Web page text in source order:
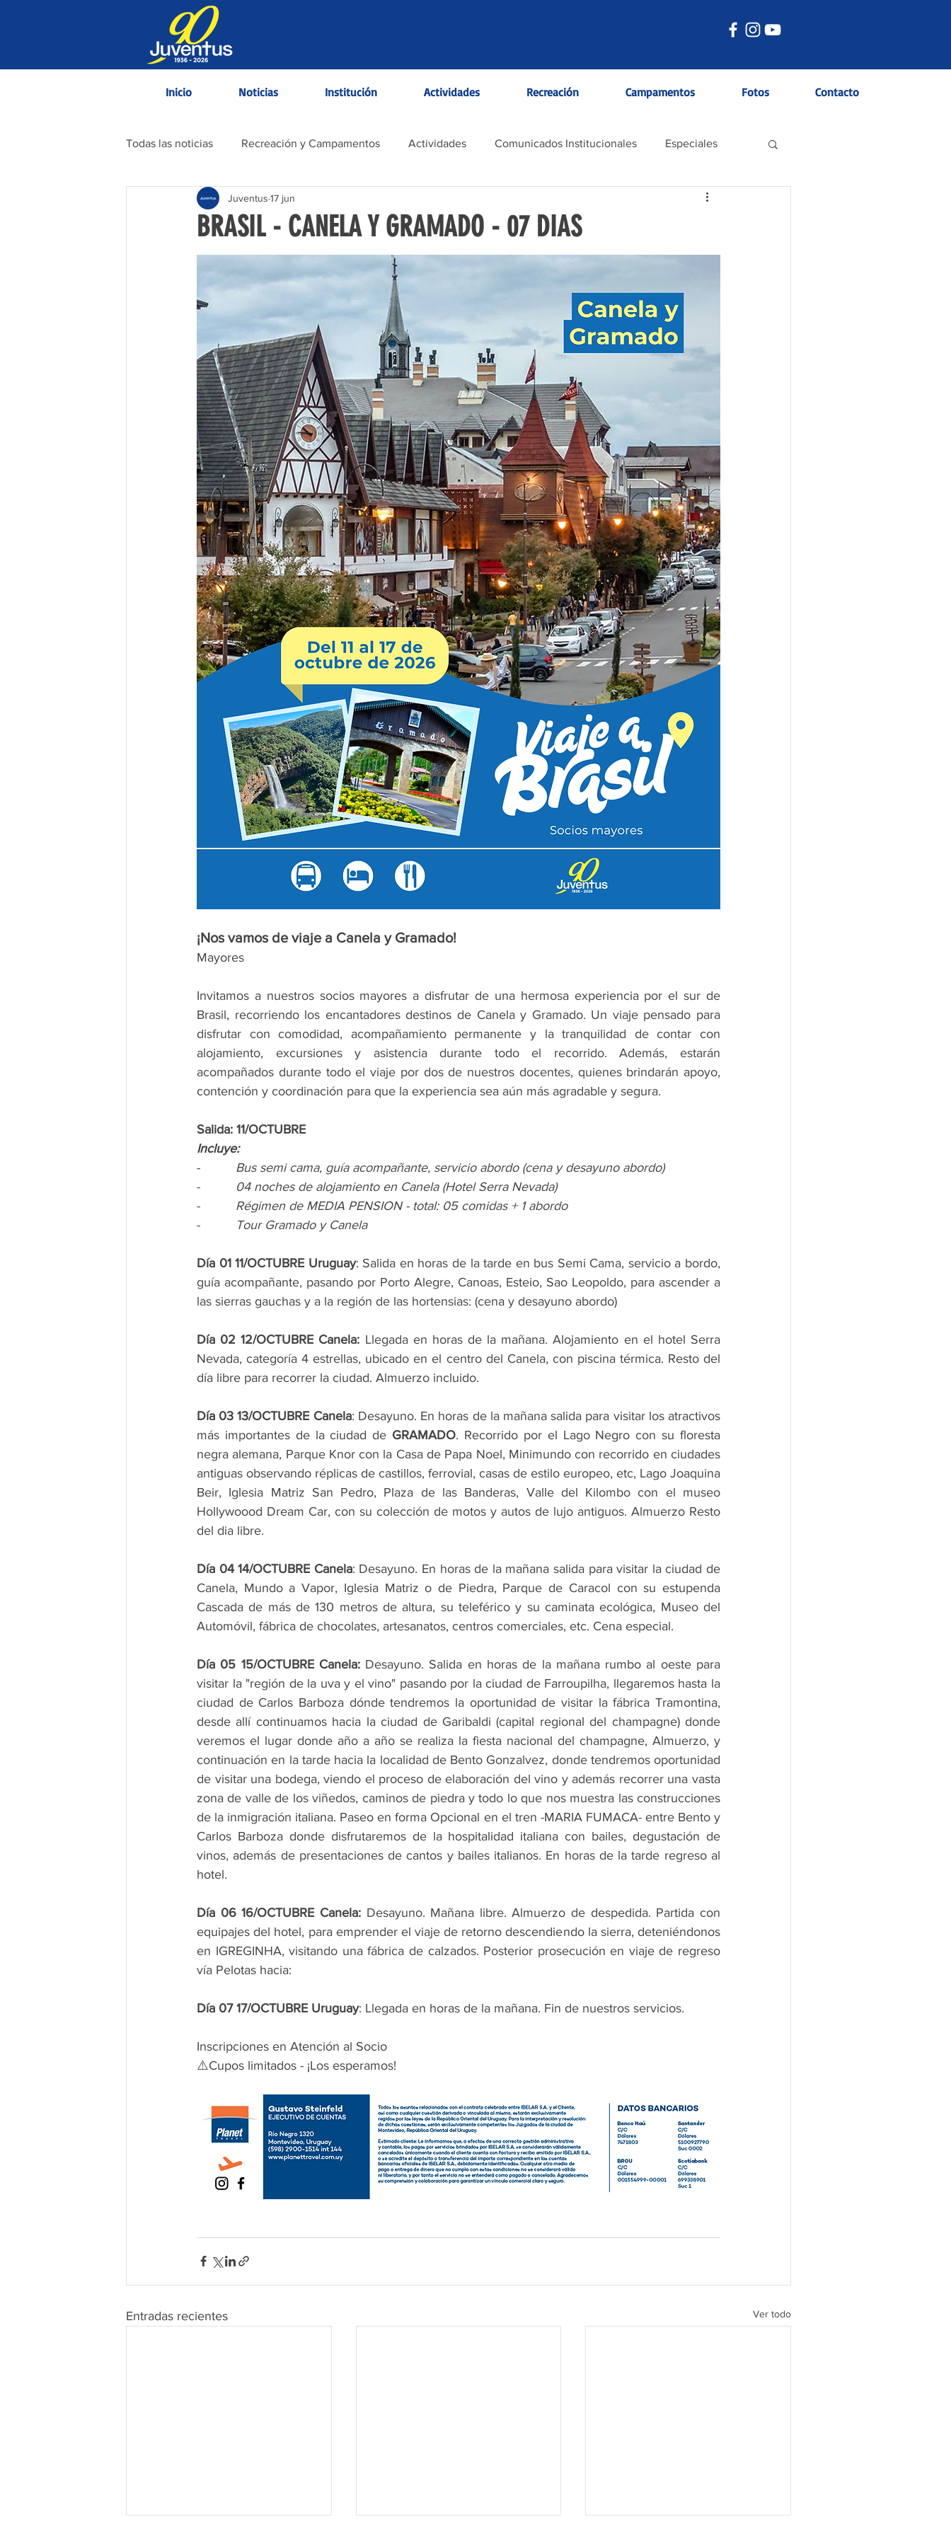
Inicio Noticias Institución Actividades Recreación Campamentos Fotos Contacto
Todas las noticias Recreación y Campamentos Actividades Comunicados Institucionales Especiales
Contenido Informativo
BRASIL - CANELA Y GRAMADO - 07 DIAS
Juventus 17 jun
¡Nos vamos de viaje a Canela y Gramado!
Mayores
Invitamos a nuestros socios mayores a disfrutar de una hermosa experiencia por el sur de
Brasil, recorriendo los encantadores destinos de Canela y Gramado. Un viaje pensado para
disfrutar con comodidad, acompañamiento permanente y la tranquilidad de contar con
alojamiento, excursiones y asistencia durante todo el recorrido. Además, estarán
acompañados durante todo el viaje por dos de nuestros docentes, quienes brindarán apoyo,
contención y coordinación para que la experiencia sea aún más agradable y segura.
Salida: 11/OCTUBRE
Incluye:
- Bus semi cama, guía acompañante, servicio abordo (cena y desayuno abordo)
- 04 noches de alojamiento en Canela (Hotel Serra Nevada)
- Régimen de MEDIA PENSION - total: 05 comidas + 1 abordo
-
Tour Gramado y Canela
Día 01 11/OCTUBRE Uruguay: Salida en horas de la tarde en bus Semi Cama, servicio a bordo,
guía acompañante, pasando por Porto Alegre, Canoas, Esteio, Sao Leopoldo, para ascender a
las sierras gauchas y a la región de las hortensias: (cena y desayuno abordo)
Día 02 12/OCTUBRE Canela: Llegada en horas de la mañana. Alojamiento en el hotel Serra
Nevada, categoría 4 estrellas, ubicado en el centro del Canela, con piscina térmica. Resto del
día libre para recorrer la ciudad. Almuerzo incluido.
Día 03 13/OCTUBRE Canela: Desayuno. En horas de la mañana salida para visitar los atractivos
más importantes de la ciudad de GRAMADO. Recorrido por el Lago Negro con su floresta
negra alemana, Parque Knor con la Casa de Papa Noel, Minimundo con recorrido en ciudades
antiguas observando réplicas de castillos, ferrovial, casas de estilo europeo, etc, Lago Joaquina
Beir, Iglesia Matriz San Pedro, Plaza de las Banderas, Valle del Kilombo con el museo
Hollywoood Dream Car, con su colección de motos y autos de lujo antiguos. Almuerzo Resto
del dia libre.
Día 04 14/OCTUBRE Canela: Desayuno. En horas de la mañana salida para visitar la ciudad de
Canela, Mundo a Vapor, Iglesia Matriz o de Piedra, Parque de Caracol con su estupenda
Cascada de más de 130 metros de altura, su teleférico y su caminata ecológica, Museo del
Automóvil, fábrica de chocolates, artesanatos, centros comerciales, etc. Cena especial.
Día 05 15/OCTUBRE Canela: Desayuno. Salida en horas de la mañana rumbo al oeste para
visitar la "región de la uva y el vino" pasando por la ciudad de Farroupilha, llegaremos hasta la
ciudad de Carlos Barboza dónde tendremos la oportunidad de visitar la fábrica Tramontina,
desde allí continuamos hacia la ciudad de Garibaldi (capital regional del champagne) donde
veremos el lugar donde año a año se realiza la fiesta nacional del champagne, Almuerzo, y
continuación en la tarde hacia la localidad de Bento Gonzalvez, donde tendremos oportunidad
de visitar una bodega, viendo el proceso de elaboración del vino y además recorrer una vasta
zona de valle de los viñedos, caminos de piedra y todo lo que nos muestra las construcciones
de la inmigración italiana. Paseo en forma Opcional en el tren -MARIA FUMACA- entre Bento y
Carlos Barboza donde disfrutaremos de la hospitalidad italiana con bailes, degustación de
vinos, además de presentaciones de cantos y bailes italianos. En horas de la tarde regreso al
hotel.
Día 06 16/OCTUBRE Canela: Desayuno. Mañana libre. Almuerzo de despedida. Partida con
equipajes del hotel, para emprender el viaje de retorno descendiendo la sierra, deteniéndonos
en IGREGINHA, visitando una fábrica de calzados. Posterior prosecución en viaje de regreso
vía Pelotas hacia:
Día 07 17/OCTUBRE Uruguay: Llegada en horas de la mañana. Fin de nuestros servicios.
Inscripciones en Atención al Socio
⚠️Cupos limitados - ¡Los esperamos!
Entradas recientes Ver todo